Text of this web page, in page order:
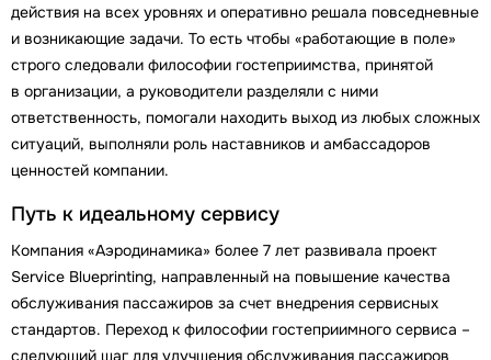
действия на всех уровнях и оперативно решала повседневные
и возникающие задачи. То есть чтобы «работающие в поле»
строго следовали философии гостеприимства, принятой
в организации, а руководители разделяли с ними
ответственность, помогали находить выход из любых сложных
ситуаций, выполняли роль наставников и амбассадоров
ценностей компании.
Путь к идеальному сервису
Компания «Аэродинамика» более 7 лет развивала проект
Service Blueprinting, направленный на повышение качества
обслуживания пассажиров за счет внедрения сервисных
стандартов. Переход к философии гостеприимного сервиса –
следующий шаг для улучшения обслуживания пассажиров